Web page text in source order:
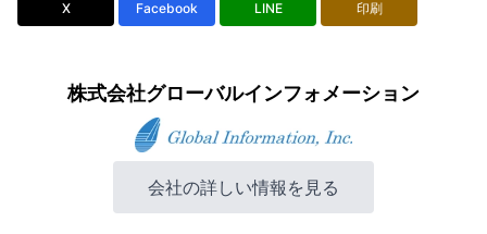
X Facebook LINE 印刷
株式会社グローバルインフォメーション
会社の詳しい情報を見る